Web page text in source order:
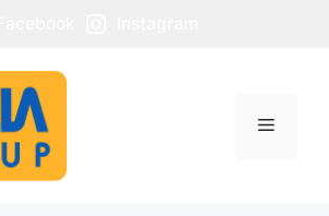
Menu